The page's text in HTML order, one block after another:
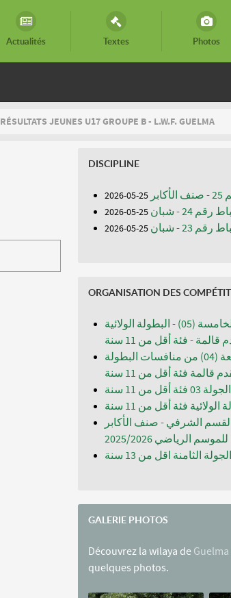
Actualités Textes Photos
RÉSULTATS JEUNES U17 GROUPE B - L.W.F. GUELMA
DISCIPLINE
25-05-2026
24 - شبان 25-05-2026
23 - شبان 25-05-2026
ORGANISATION DES
مباريات الجولة الخامسة (05) - البطولة الولائية
قالمة - فئة أقل من 11 سنة
مباريات الجولة الرابعة (04) من منافسات البطولة
قالمة فئة أقل من 11 سنة
أقل من 11 سنة
فئة أقل من 11 سنة
الجولة 15 - القسم الشرفي - صنف الأكابر
للموسم الرياضي 2025/2026
الجولة الثامنة اقل من 13 سنة
GALERIE PHOTOS
Découvrez la wilaya de Guelma
quelques photos.